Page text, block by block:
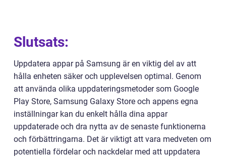
Slutsats:
Uppdatera appar på Samsung är en viktig del av att
hålla enheten säker och upplevelsen optimal. Genom
att använda olika uppdateringsmetoder som Google
Play Store, Samsung Galaxy Store och appens egna
inställningar kan du enkelt hålla dina appar
uppdaterade och dra nytta av de senaste funktionerna
och förbättringarna. Det är viktigt att vara medveten om
potentiella fördelar och nackdelar med att uppdatera